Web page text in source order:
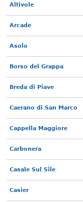
Altivole
Arcade
Asolo
Borso del Grappa
Breda di Piave
Caerano di San Marco
Cappella Maggiore
Carbonera
Casale Sul Sile
Casier